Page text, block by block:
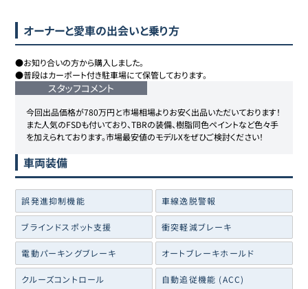
オーナーと愛車の出会いと乗り方
●お知り合いの方から購入しました。
スタッフコメント
今回出品価格が780万円と市場相場よりお安く出品いただいております！
また人気のFSDも付いており、TBRの装備、樹脂同色ペイントなど色々手
を加えられております。市場最安値のモデルXをぜひご検討ください！
車両装備
誤発進抑制機能 車線逸脱警報
ブラインドスポット支援 衝突軽減ブレーキ
電動パーキングブレーキ オートブレーキホールド
クルーズコントロール 自動追従機能 (ACC)